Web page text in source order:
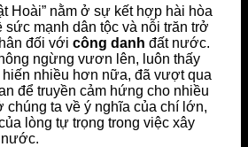
Hoài” nằm ở sự kết hợp hài hòa
mạnh dân tộc và nỗi trăn trở
đối với công danh đất nước.
ngừng vươn lên, luôn thấy
hiến nhiều hơn nữa, đã vượt qua
để truyền cảm hứng cho nhiều
chúng ta về ý nghĩa của chí lớn,
lòng tự trọng trong việc xây